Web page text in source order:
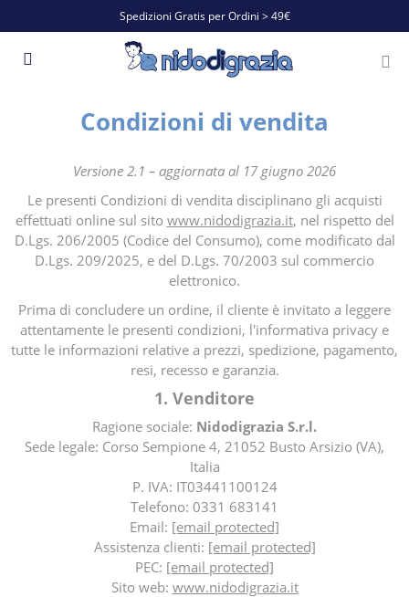
Spedizioni Gratis per Ordini > 49€
Condizioni di vendita
Versione 2.1 – aggiornata al 17 giugno 2026
Le presenti Condizioni di vendita disciplinano gli acquisti
effettuati online sul sito www.nidodigrazia.it, nel rispetto del
D.Lgs. 206/2005 (Codice del Consumo), come modificato dal
D.Lgs. 209/2025, e del D.Lgs. 70/2003 sul commercio
elettronico.
Prima di concludere un ordine, il cliente è invitato a leggere
attentamente le presenti condizioni, l'informativa privacy e
tutte le informazioni relative a prezzi, spedizione, pagamento,
resi, recesso e garanzia.
1. Venditore
Ragione sociale: Nidodigrazia S.r.l.
Sede legale: Corso Sempione 4, 21052 Busto Arsizio (VA),
Italia
P. IVA: IT03441100124
Telefono: 0331 683141
Email: [email protected]
Assistenza clienti: [email protected]
PEC: [email protected]
Sito web: www.nidodigrazia.it